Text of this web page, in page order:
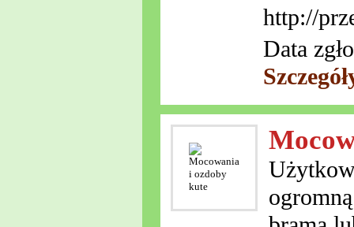
http://
Data